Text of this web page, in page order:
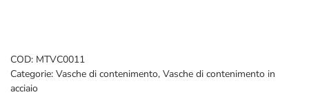
COD: MTVC0011
Categorie: Vasche di contenimento, Vasche di contenimento in
acciaio